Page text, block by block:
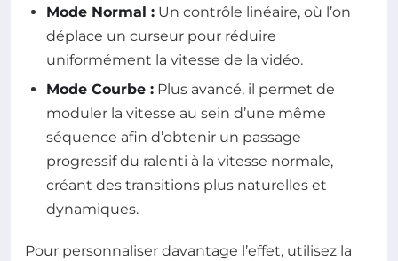
Mode Normal : Un contrôle linéaire, où l’on
déplace un curseur pour réduire
uniformément la vitesse de la vidéo.
Mode Courbe : Plus avancé, il permet de
moduler la vitesse au sein d’une même
séquence afin d’obtenir un passage
progressif du ralenti à la vitesse normale,
créant des transitions plus naturelles et
dynamiques.
Pour personnaliser davantage l’effet, utilisez la